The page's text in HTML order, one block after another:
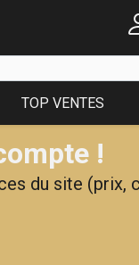
TOP VENTES
!
du site (prix,